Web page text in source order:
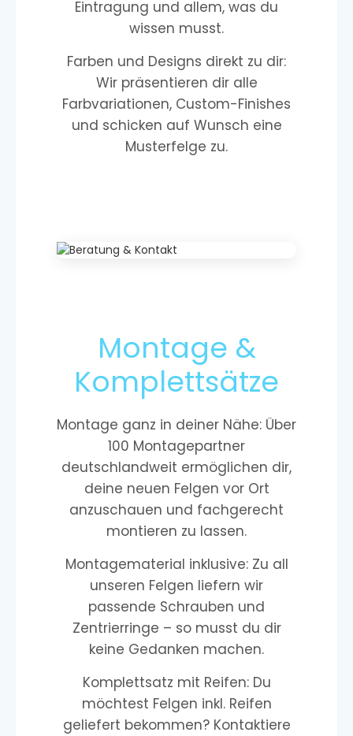
Eintragung und allem, was du
wissen musst.
Farben und Designs direkt zu dir:
Wir präsentieren dir alle
Farbvariationen, Custom-Finishes
und schicken auf Wunsch eine
Musterfelge zu.
Montage &
Komplettsätze
Montage ganz in deiner Nähe: Über
100 Montagepartner
deutschlandweit ermöglichen dir,
deine neuen Felgen vor Ort
anzuschauen und fachgerecht
montieren zu lassen.
Montagematerial inklusive: Zu all
unseren Felgen liefern wir
passende Schrauben und
Zentrierringe – so musst du dir
keine Gedanken machen.
Komplettsatz mit Reifen: Du
möchtest Felgen inkl. Reifen
geliefert bekommen? Kontaktiere